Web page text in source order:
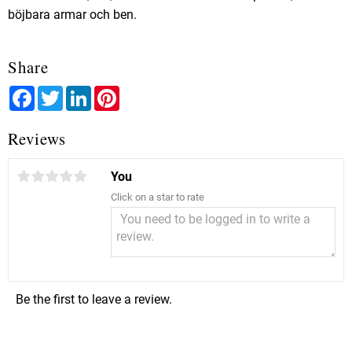
böjbara armar och ben.
Share
FacebookTwitterLinkedIn
Reviews
You
Click on a star to rate
Be the first to leave a review.